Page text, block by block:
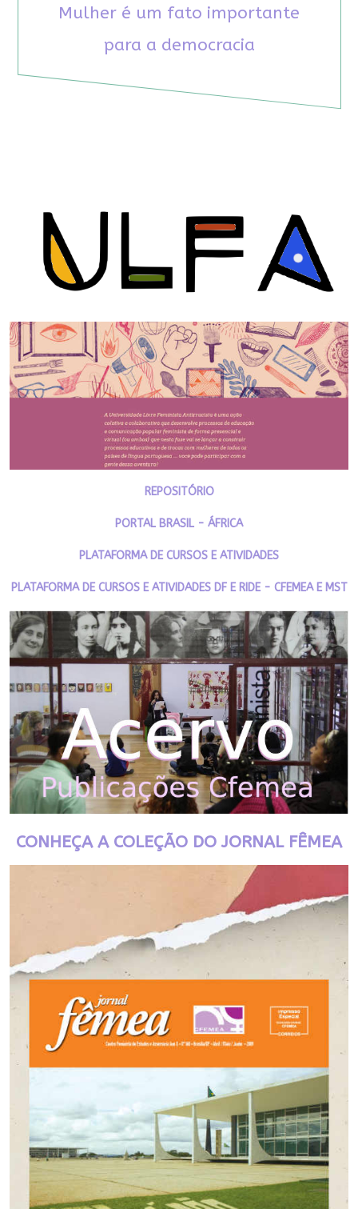
Mulher é um fato importante
para a democracia
REPOSITÓRIO
PORTAL BRASIL - ÁFRICA
PLATAFORMA DE CURSOS E ATIVIDADES
PLATAFORMA DE CURSOS E ATIVIDADES DF E RIDE - CFEMEA E MST
CONHEÇA A COLEÇÃO DO JORNAL FÊMEA